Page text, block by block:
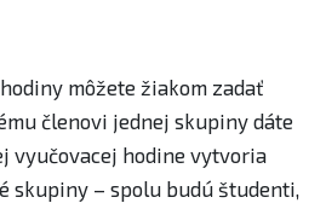
môžete žiakom zadať
členovi jednej skupiny dáte
vyučovacej hodine vytvoria
skupiny – spolu budú študenti,